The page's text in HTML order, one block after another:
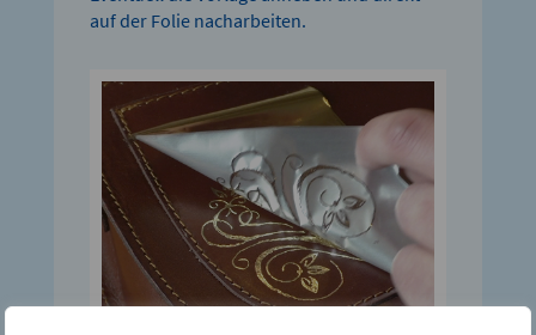
auf der Folie nacharbeiten.